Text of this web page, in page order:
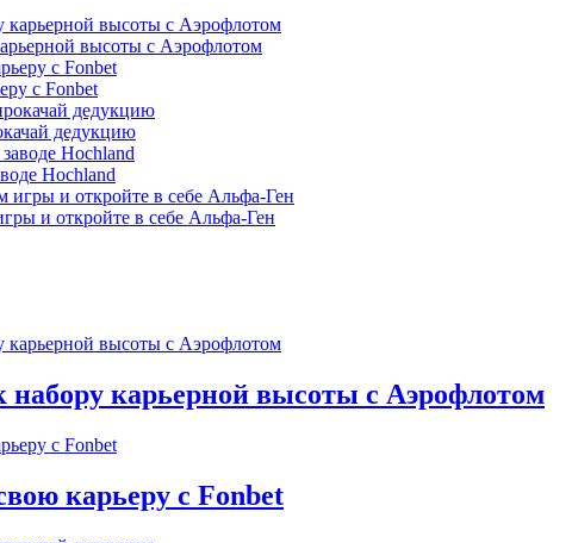
высоты с Аэрофлотом
с Fonbet
дедукцию
Hochland
и откройте в себе Альфа-Ген
набору карьерной высоты с Аэрофлотом
карьеру с Fonbet